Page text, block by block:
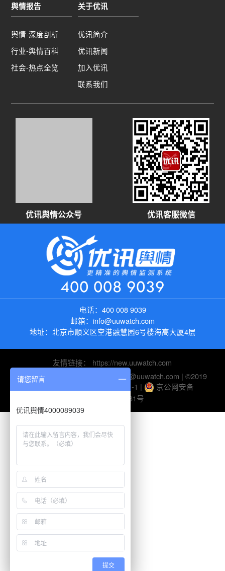
舆情报告
舆情-深度剖析
行业-舆情百科
社会-热点全览
关于优讯
优讯简介
优讯新闻
加入优讯
联系我们
优讯舆情公众号 优讯客服微信
400 008 9039
电话： 400 008 9039
邮箱： info@uuwatch.com
地址： 北京市顺义区空港融慧园6号楼海高大厦4层
友情链接： https://new.uuwatch.com
电话：010-82895510 | 邮箱：help@uuwatch.com | ©2019
京ICP备10045116号-1 |
京公网安备
11010802026281号
请您留言
优讯舆情4000089039
提交